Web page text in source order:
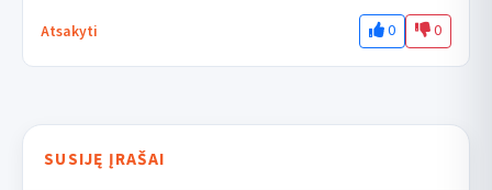
Atsakyti 0 0
SUSIJĘ ĮRAŠAI